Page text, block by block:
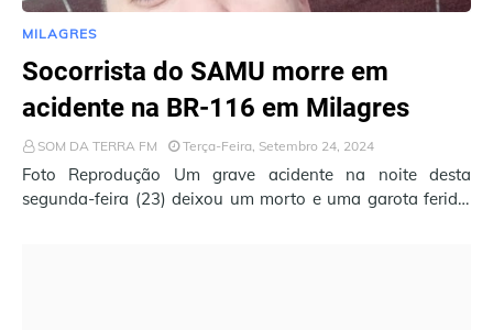
MILAGRES
Socorrista do SAMU morre em
acidente na BR-116 em Milagres
SOM DA TERRA FM Terça-Feira, Setembro 24, 2024
Foto Reprodução Um grave acidente na noite desta
segunda-feira (23) deixou um morto e uma garota ferida,